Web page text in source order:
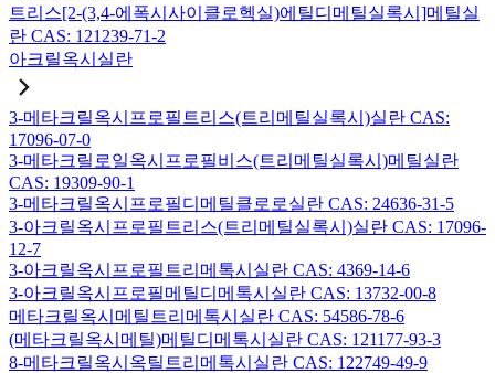
트리스[2-(3,4-에폭시사이클로헥실)에틸디메틸실록시]메틸실
란 CAS: 121239-71-2
아크릴옥시실란
3-메타크릴옥시프로필트리스(트리메틸실록시)실란 CAS:
17096-07-0
3-메타크릴로일옥시프로필비스(트리메틸실록시)메틸실란
CAS: 19309-90-1
3-메타크릴옥시프로필디메틸클로로실란 CAS: 24636-31-5
3-아크릴옥시프로필트리스(트리메틸실록시)실란 CAS: 17096-
12-7
3-아크릴옥시프로필트리메톡시실란 CAS: 4369-14-6
3-아크릴옥시프로필메틸디메톡시실란 CAS: 13732-00-8
메타크릴옥시메틸트리메톡시실란 CAS: 54586-78-6
(메타크릴옥시메틸)메틸디메톡시실란 CAS: 121177-93-3
8-메타크릴옥시옥틸트리메톡시실란 CAS: 122749-49-9